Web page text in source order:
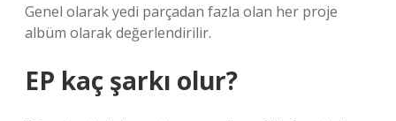
Genel olarak yedi parçadan fazla olan her proje
albüm olarak değerlendirilir.
EP kaç şarkı olur?